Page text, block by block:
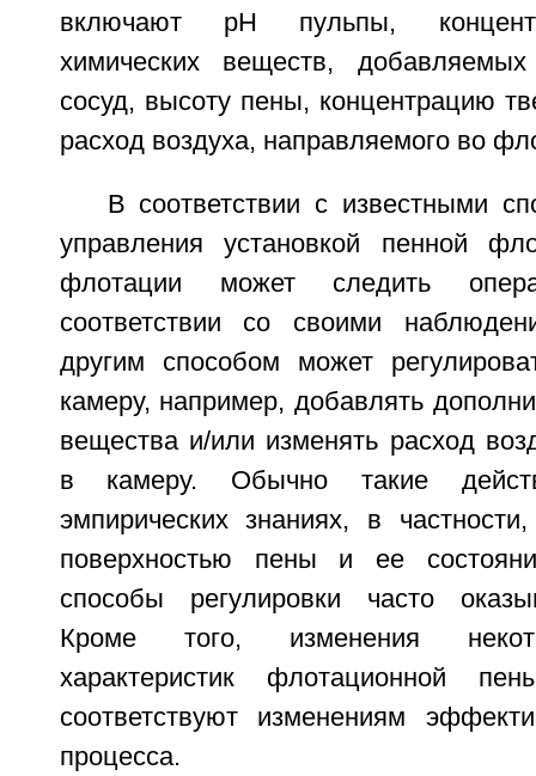
включают pH пульпы,
химических веществ,
сосуд, высоту пены, концентрацию
расход воздуха, направляемого во
В соответствии с известными
управления установкой пенной
флотации может следить
соответствии со своими
другим способом может
камеру, например, добавлять
вещества и/или изменять расход
в камеру. Обычно такие
эмпирических знаниях, в
поверхностью пены и ее
способы регулировки часто
Кроме того, изменения
характеристик флотационной
соответствуют изменениям
процесса.